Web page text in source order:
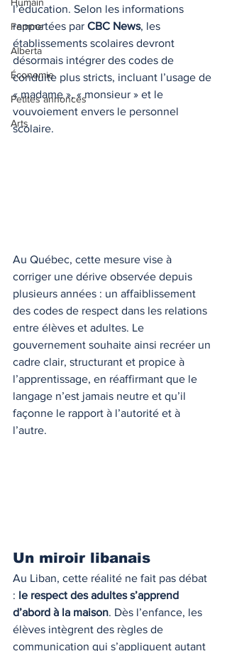
Femme
Alberta
Économie
Petites annonces
Arts
l’éducation. Selon les informations
rapportées par CBC News, les
établissements scolaires devront
désormais intégrer des codes de
conduite plus stricts, incluant l’usage de
« madame », « monsieur » et le
vouvoiement envers le personnel
scolaire.
Au Québec, cette mesure vise à
corriger une dérive observée depuis
plusieurs années : un affaiblissement
des codes de respect dans les relations
entre élèves et adultes. Le
gouvernement souhaite ainsi recréer un
cadre clair, structurant et propice à
l’apprentissage, en réaffirmant que le
langage n’est jamais neutre et qu’il
façonne le rapport à l’autorité et à
l’autre.
Un miroir libanais
Au Liban, cette réalité ne fait pas débat
: le respect des adultes s’apprend
d’abord à la maison. Dès l’enfance, les
élèves intègrent des règles de
communication qui s’appliquent autant